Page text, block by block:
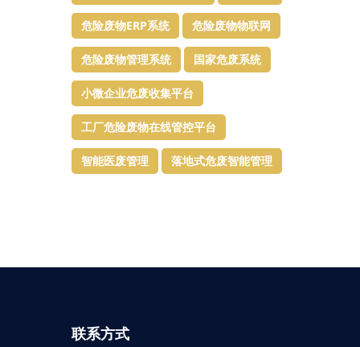
危险废物ERP系统 危险废物物联网
危险废物管理系统 国家危废系统
小微企业危废收集平台
工厂危险废物在线管控平台
智能医废管理 落地式危废智能管理
联系方式